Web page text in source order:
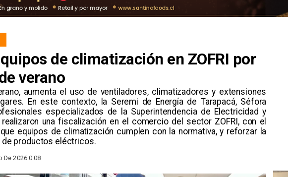
de climatización en ZOFRI por
verano
aumenta el uso de ventiladores, climatizadores y extensiones
En este contexto, la Seremi de Energía de Tarapacá, Séfora
especializados de la Superintendencia de Electricidad y
realizaron una fiscalización en el comercio del sector ZOFRI, con el
equipos de climatización cumplen con la normativa, y reforzar la
productos eléctricos.
De 2026 0:08